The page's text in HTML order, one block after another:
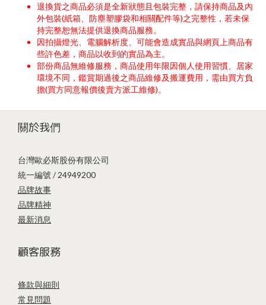
退換貨之商品必須是全新狀態且包裝完整，請保持商品及內
外包裝(紙箱、防塵塑膠袋和相關配件等)之完整性，若未保
持完整恕無法提供退換商品服務。
因拍攝燈光、電腦解析度、可能會造成實品與網頁上商品有
些許色差，商品以收到的實品為主。
部份商品無維修服務，商品使用年限因個人使用習慣、居家
環境不同，鑑賞期過後之商品維修及搬運費用，需由買方負
擔(買方同意報價後賣方派工維修)。
關於我們
台灣歐必斯股份有限公司
統一編號 / 24949200
品牌故事
品牌精神
最新消息
顧客服務
條款與細則
常見問題